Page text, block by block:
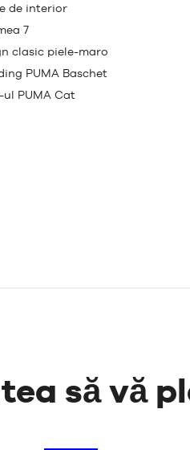
de interior
7
clasic piele-maro
PUMA Baschet
ul PUMA Cat
să vă